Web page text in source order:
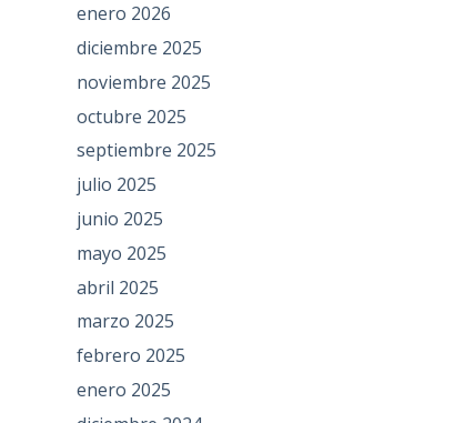
enero 2026
diciembre 2025
noviembre 2025
octubre 2025
septiembre 2025
julio 2025
junio 2025
mayo 2025
abril 2025
marzo 2025
febrero 2025
enero 2025